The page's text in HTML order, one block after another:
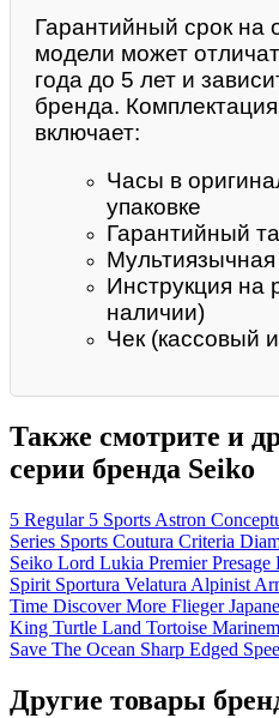
Гарантийный срок на
модели может
года до 5 лет и
бренда.
включает:
Часы в
упаковке
Гарантийный
Мультиязычная
Инструкция на
наличии)
Чек (кассовый
Также смотрите и
серии бренда Seiko
5 Regular 5 Sports Astron
Series Sports Coutura Criteria
Seiko Lord Lukia PremierPresage
Spirit Sportura Velatura Alpinist
Time Discover More Flieger
King Turtle Land Tortoise
Save The Ocean Sharp Edged
Другие товары